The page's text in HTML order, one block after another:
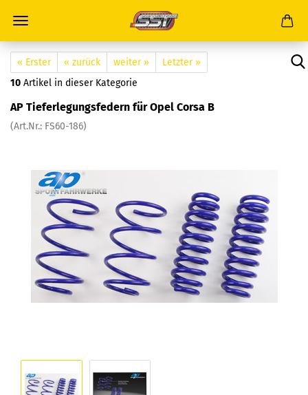
« Erster « zurück weiter »
Letzter »
10 Artikel in dieser Kategorie
AP Tieferlegungsfedern für Opel Corsa B
(Art.Nr.: FS60-186)